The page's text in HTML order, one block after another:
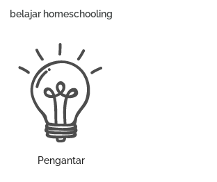
belajar homeschooling
Pengantar